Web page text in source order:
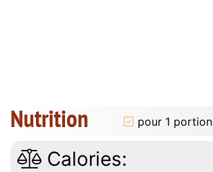
Nutrition pour 1 portion
Calories: